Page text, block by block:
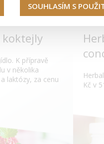
koktejly
K přípravě
v několika
laktózy, za cenu
Kč v
SOUHLASÍM S